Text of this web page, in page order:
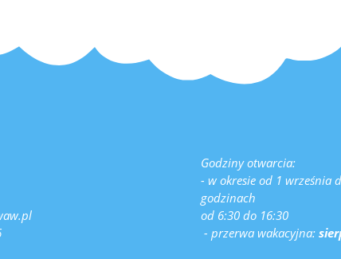
Godziny otwarcia:
- w okresie od 1 września
godzinach
od 6:30 do 16:30
- przerwa wakacyjna: